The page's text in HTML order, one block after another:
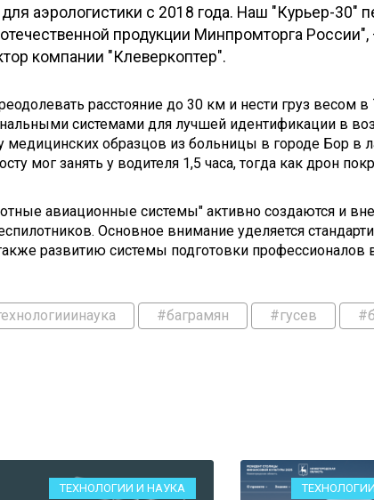
аэрологистики с 2018 года. Наш "Курьер-30"
продукции Минпромторга России",
компании "Клеверкоптер".
расстояние до 30 км и нести груз весом в
системами для лучшей идентификации в
медицинских образцов из больницы в городе Бор в
мог занять у водителя 1,5 часа, тогда как дрон
авиационные системы" активно создаются и
Основное внимание уделяется
развитию системы подготовки профессионалов
#баграмян #гусев
ТЕХНОЛОГИИ И НАУКА